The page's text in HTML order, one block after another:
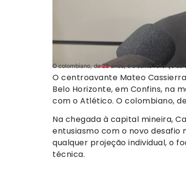
O colombiano, de 28 anos, é o sexto reforço
O centroavante Mateo
Belo Horizonte, em Confins, na
com o Atlético. O colombiano,
Na chegada à capital mineira,
entusiasmo com o novo
qualquer projeção individual, o
técnica.